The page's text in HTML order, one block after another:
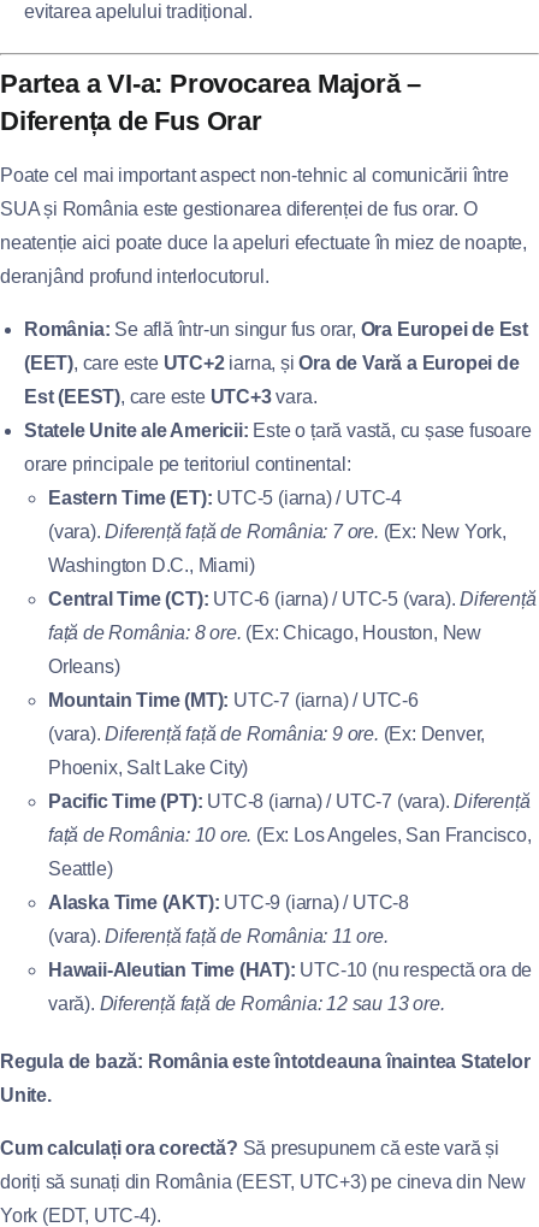
evitarea apelului tradițional.
Partea a VI-a: Provocarea Majoră –
Diferența de Fus Orar
Poate cel mai important aspect non-tehnic al comunicării între
SUA și România este gestionarea diferenței de fus orar. O
neatenție aici poate duce la apeluri efectuate în miez de noapte,
deranjând profund interlocutorul.
România: Se află într-un singur fus orar, Ora Europei de Est
(EET), care este UTC+2iarna, șiOra de Vară a Europei de
Est (EEST), care este UTC+3vara.
Statele Unite ale Americii: Este o țară vastă, cu șase fusoare
orare principale pe teritoriul continental:
Eastern Time (ET): UTC-5 (iarna) / UTC-4
(vara).Diferență față de România: 7 ore. (Ex: New York,
Washington D.C., Miami)
Central Time (CT): UTC-6 (iarna) / UTC-5 (vara).Diferență
față de România: 8 ore. (Ex: Chicago, Houston, New
Orleans)
Mountain Time (MT): UTC-7 (iarna) / UTC-6
(vara).Diferență față de România: 9 ore. (Ex: Denver,
Phoenix, Salt Lake City)
Pacific Time (PT): UTC-8 (iarna) / UTC-7 (vara).Diferență
față de România: 10 ore. (Ex: Los Angeles, San Francisco,
Seattle)
Alaska Time (AKT): UTC-9 (iarna) / UTC-8
(vara).Diferență față de România: 11 ore.
Hawaii-Aleutian Time (HAT): UTC-10 (nu respectă ora de
vară). Diferență față de România: 12 sau 13 ore.
Regula de bază: România este întotdeauna înaintea Statelor
Unite.
Cum calculați ora corectă? Să presupunem că este vară și
doriți să sunați din România (EEST, UTC+3) pe cineva din New
York (EDT, UTC-4).